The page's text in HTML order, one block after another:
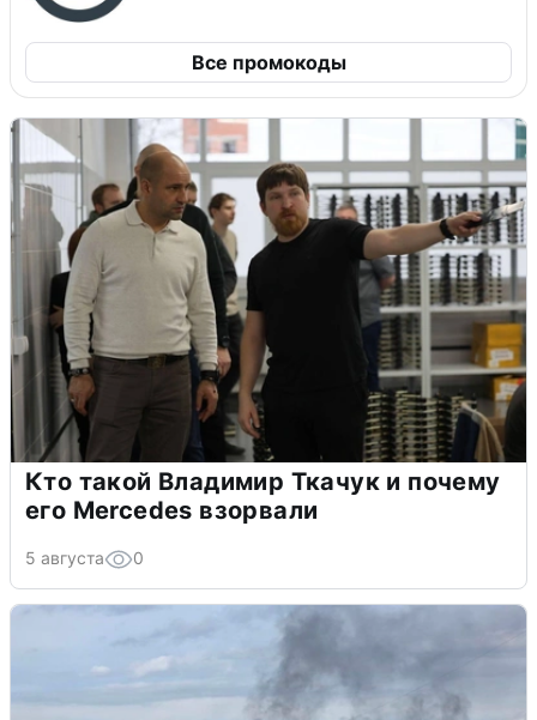
Все промокоды
Кто такой Владимир Ткачук и почему
его Mercedes взорвали
5 августа 0